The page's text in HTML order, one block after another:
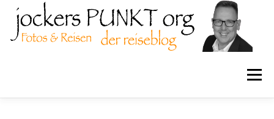
Inhalt
springen
Menü